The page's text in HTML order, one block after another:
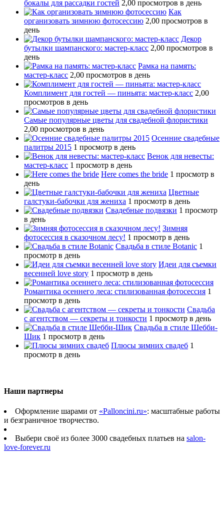
бокалы для рассадки гостей 2,00 просмотров в день
Как
организовать зимнюю фотосессию 2,00 просмотров в
день
Декор
бутылки шампанского: мастер-класс 2,00 просмотров в
день
Рамка на память:
мастер-класс 2,00 просмотров в день
Комплимент для гостей — пиньята: мастер-класс 2,00
просмотров в день
Самые популярные цветы для свадебной флористики
2,00 просмотров в день
Осенние свадебные
палитры 2015 1 просмотр в день
Венок для невесты:
мастер-класс 1 просмотр в день
Here comes the bride 1 просмотр в
день
Цветные
галстуки-бабочки для жениха 1 просмотр в день
Свадебные подвязки 1 просмотр
в день
Зимняя
фотосессия в сказочном лесу! 1 просмотр в день
Свадьба в стиле Botanic 1
просмотр в день
Идеи для съемки
весенней love story 1 просмотр в день
Романтика осеннего леса: стилизованная фотосессия 1
просмотр в день
Свадьба
с агентством — секреты и тонкости 1 просмотр в день
Свадьба в стиле Шебби-
Шик 1 просмотр в день
Плюсы зимних свадеб 1
просмотр в день
Наши партнеры
Оформление шарами от «Palloncini.ru»: масштабные работы
и безграничное творчество.
Выбери своё из более 3000 свадебных платьев на salon-
love-forever.ru